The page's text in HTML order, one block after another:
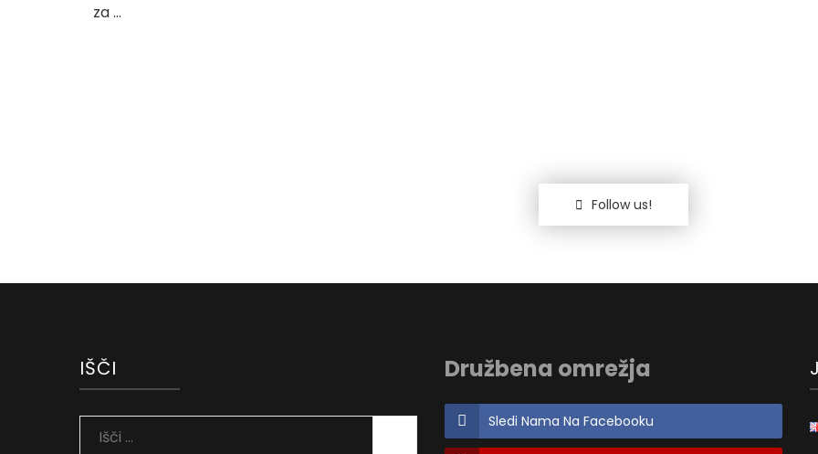
za …
Follow us!
IŠČI
Išči:
Družbena omrežja
Sledi Nama Na Facebooku